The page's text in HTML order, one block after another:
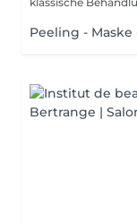
Peeling - Maske